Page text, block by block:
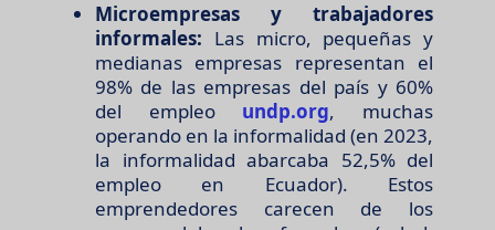
Microempresas y trabajadores
informales: Las micro, pequeñas y
medianas empresas representan el
98% de las empresas del país y 60%
del empleo undp.org, muchas
operando en la informalidad (en 2023,
la informalidad abarcaba 52,5% del
empleo en Ecuador). Estos
emprendedores carecen de los